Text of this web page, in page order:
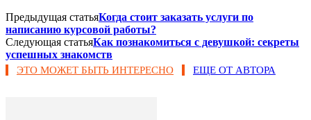
Предыдущая статьяКогда стоит заказать услуги по
написанию курсовой работы?
Следующая статьяКак познакомиться с девушкой: секреты
успешных знакомств
ЭТО МОЖЕТ БЫТЬ ИНТЕРЕСНО ЕЩЕ ОТ АВТОРА